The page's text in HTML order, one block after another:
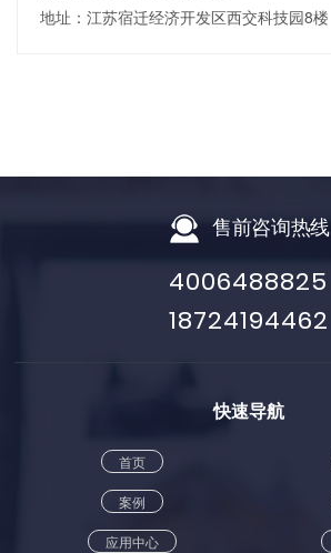
地址：江苏宿迁经济开发区西交科技园8楼
售前咨询热线
4006488825
18724194462
快速导航
首页
案例
应用中心